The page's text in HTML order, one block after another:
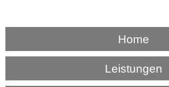
Home
Leistungen